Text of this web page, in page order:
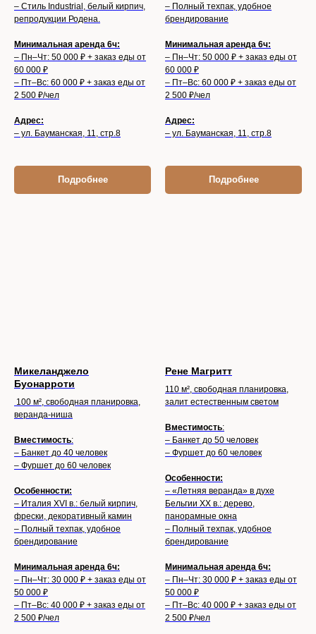
– Стиль Industrial, белый кирпич,
репродукции Родена.
Минимальная аренда 6ч:
– Пн–Чт: 50 000 ₽ + заказ еды от
60 000 ₽
– Пт–Вс: 60 000 ₽ + заказ еды от
2 500 ₽/чел
Адрес:
– ул. Бауманская, 11, стр.8
Подробнее
– Полный техпак, удобное
брендирование
Минимальная аренда 6ч:
– Пн–Чт: 50 000 ₽ + заказ еды от
60 000 ₽
– Пт–Вс: 60 000 ₽ + заказ еды от
2 500 ₽/чел
Адрес:
– ул. Бауманская, 11, стр.8
Подробнее
Микеланджело
Буонарроти
100 м², свободная планировка,
веранда-ниша
Вместимость:
– Банкет до 40 человек
– Фуршет до 60 человек
Особенности:
– Италия XVI в.: белый кирпич,
фрески, декоративный камин
– Полный техпак, удобное
брендирование
Минимальная аренда 6ч:
– Пн–Чт: 30 000 ₽ + заказ еды от
50 000 ₽
– Пт–Вс: 40 000 ₽ + заказ еды от
2 500 ₽/чел
Рене Магритт
110 м², свободная планировка,
залит естественным светом
Вместимость:
– Банкет до 50 человек
– Фуршет до 60 человек
Особенности:
– «Летняя веранда» в духе
Бельгии XX в.: дерево,
панорамные окна
– Полный техпак, удобное
брендирование
Минимальная аренда 6ч:
– Пн–Чт: 30 000 ₽ + заказ еды от
50 000 ₽
– Пт–Вс: 40 000 ₽ + заказ еды от
2 500 ₽/чел